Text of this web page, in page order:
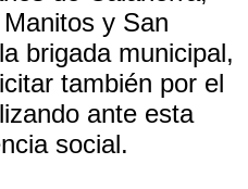
y San
brigada municipal,
también por el
ante esta
social.